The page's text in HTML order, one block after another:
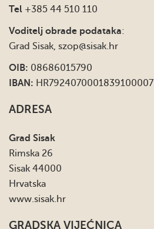
Tel +385 44 510 110
Voditelj obrade podataka:
Grad Sisak, szop@sisak.hr
OIB: 08686015790
IBAN: HR7924070001839100007
ADRESA
Grad Sisak
Rimska 26
Sisak 44000
Hrvatska
www.sisak.hr
GRADSKA VIJEĆNICA